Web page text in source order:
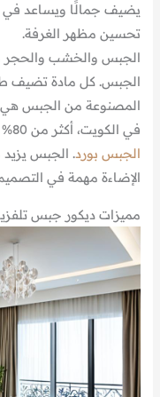
يضيف جمالًا ويساعد في
تحسين مظهر الغرفة.
الجبس والخشب والحجر
الجبس. كل مادة تضيف
المصنوعة من الجبس
في الكويت، أكثر من 80% من المنازل والمكاتب تستخدم
الجبس بورد. الجبس
الإضاءة مهمة في
مميزات ديكور جبس